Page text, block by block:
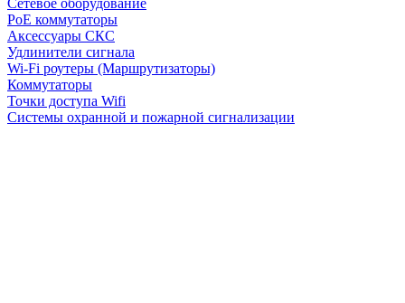
PoE коммутаторы
Аксессуары СКС
Удлинители сигнала
Wi-Fi роутеры (Маршрутизаторы)
Коммутаторы
Точки доступа Wifi
Системы охранной и пожарной сигнализации